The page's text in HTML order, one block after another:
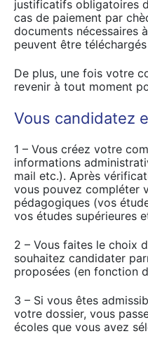
justificatifs obligatoires
cas de paiement par
documents nécessaires
peuvent être
De plus, une fois votre
revenir à tout moment
Vous candidatez
1 – Vous créez votre
informations
mail etc.). Après
vous pouvez compléter
pédagogiques (vos
vos études supérieures
2 – Vous faites le choix
souhaitez candidater
proposées (en fonction
3 – Si vous êtes
votre dossier, vous
écoles que vous avez